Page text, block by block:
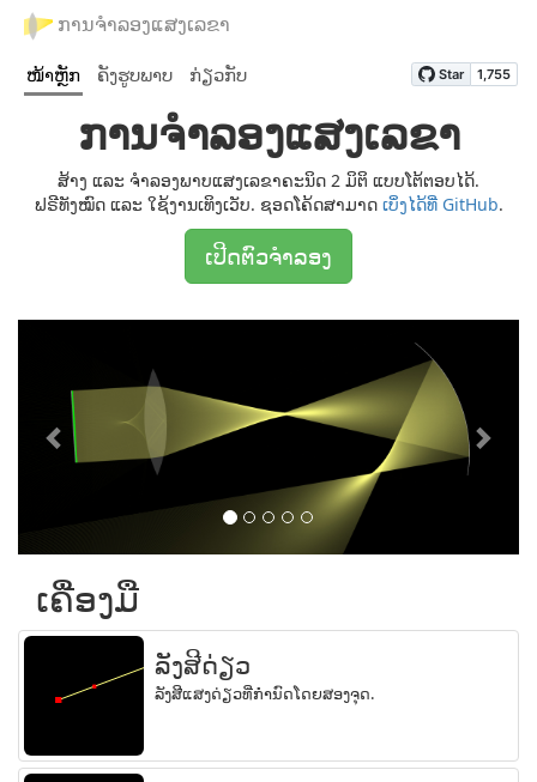
ການຈຳລອງແສງເລຂາ
ໜ້າຫຼັກ ຄັງຮູບພາບ ກ່ຽວກັບ
ການຈຳລອງແສງເລຂາ
ສ້າງ ແລະ ຈຳລອງພາບແສງເລຂາຄະນິດ 2 ມິຕິ ແບບໂຕ້ຕອບໄດ້.
ຟຣີທັງໝົດ ແລະ ໃຊ້ງານເທິງເວັບ. ຊອດໂຄ້ດສາມາດ ເບິ່ງໄດ້ທີ່ GitHub.
ເປີດຕົວຈຳລອງ
ເຄື່ອງມື
ລັງສີດ່ຽວ
ລັງສີແສງດ່ຽວທີ່ກຳນົດໂດຍສອງຈຸດ.